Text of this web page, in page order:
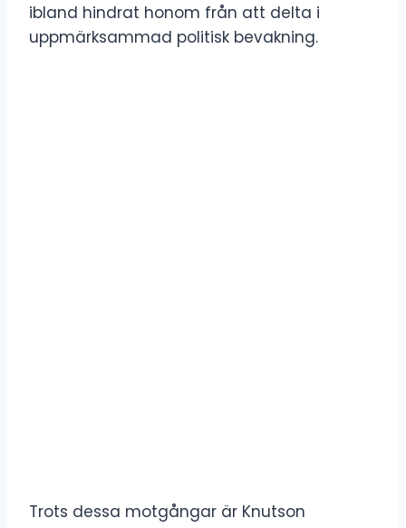
ibland hindrat honom från att delta i
uppmärksammad politisk bevakning.
Trots dessa motgångar är Knutson